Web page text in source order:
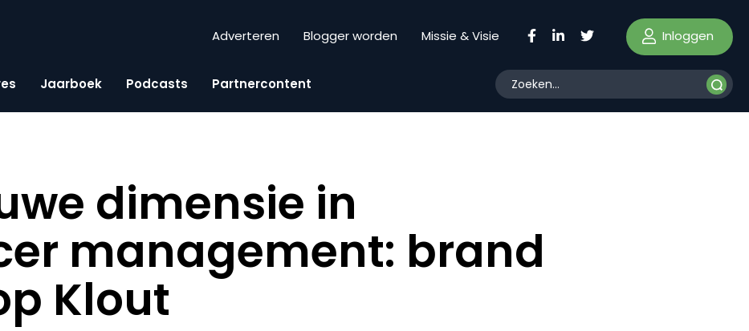
Adverteren Blogger worden Missie & Visie Inloggen
Jaarboek Podcasts Partnercontent
dimensie in
management: brand
Klout